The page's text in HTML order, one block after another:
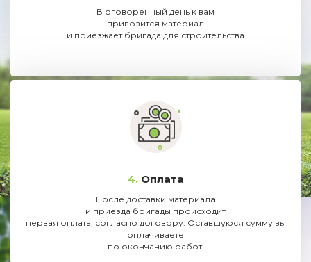
В оговоренный день к вам
привозится материал
и приезжает бригада для строительства
4. Оплата
После доставки материала
и приезда бригады происходит
первая оплата, согласно договору. Оставшуюся сумму вы
оплачиваете
по окончанию работ.